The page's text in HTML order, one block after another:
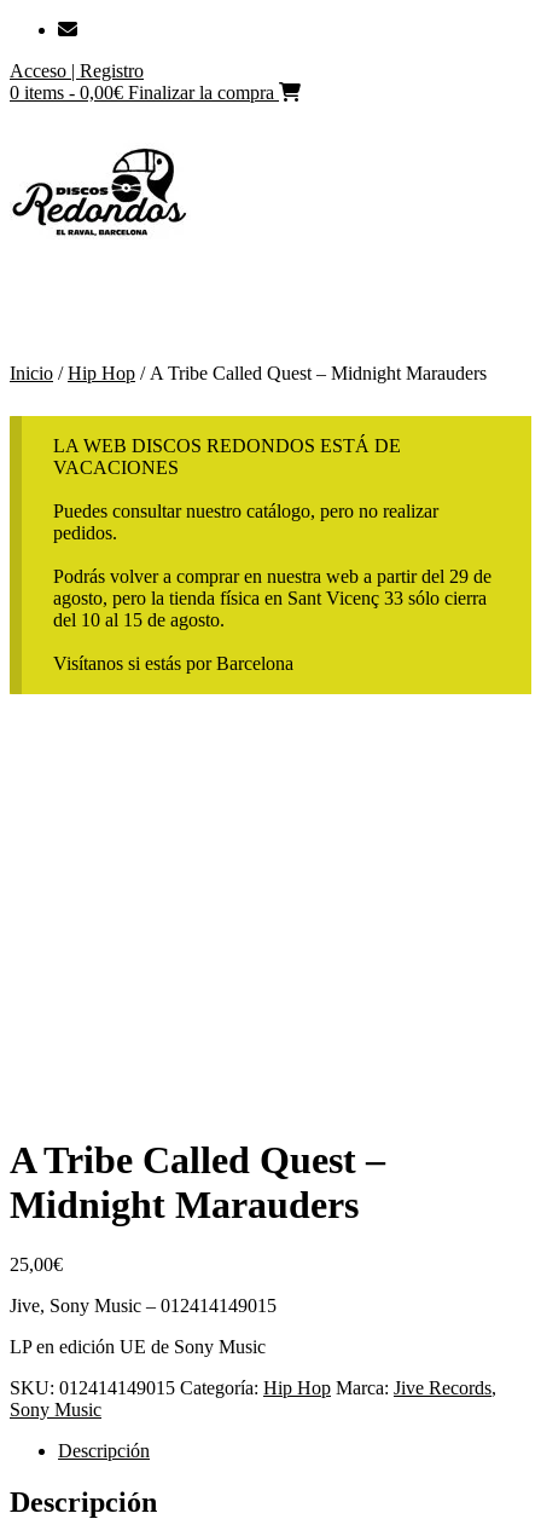
Saltar
contenido
Acceso | Registro
0 items - 0,00€ Finalizar la compra
Inicio /Hip Hop / A Tribe Called Quest ‎– Midnight Marauders
LA WEB DISCOS REDONDOS ESTÁ DE
VACACIONES
Puedes consultar nuestro catálogo, pero no realizar
pedidos.
Podrás volver a comprar en nuestra web a partir del 29 de
agosto, pero la tienda física en Sant Vicenç 33 sólo cierra
del 10 al 15 de agosto.
Visítanos si estás por Barcelona
A Tribe Called Quest ‎–
Midnight Marauders
25,00€
Jive, Sony Music ‎– 012414149015
LP en edición UE de Sony Music
SKU: 012414149015 Categoría: Hip Hop Marca: Jive Records,
Sony Music
Descripción
Descripción